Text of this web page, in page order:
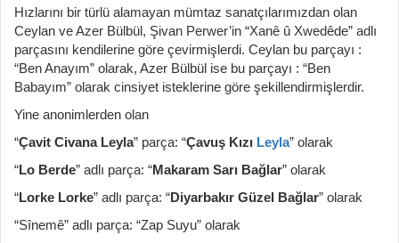
Hızlarını bir türlü alamayan mümtaz sanatçılarımızdan olan
Ceylan ve Azer Bülbül, Şivan Perwer’in “Xanê û Xwedêde” adlı
parçasını kendilerine göre çevirmişlerdi. Ceylan bu parçayı :
“Ben Anayım” olarak, Azer Bülbül ise bu parçayı : “Ben
Babayım” olarak cinsiyet isteklerine göre şekillendirmişlerdir.
Yine anonimlerden olan
“Çavit Civana Leyla” parça: “Çavuş Kızı Leyla” olarak
“Lo Berde” adlı parça: “Makaram Sarı Bağlar” olarak
“Lorke Lorke” adlı parça: “Diyarbakır Güzel Bağlar” olarak
“Sînemê” adlı parça: “Zap Suyu” olarak